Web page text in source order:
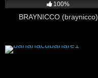
100%
BRAYNICCO (braynicco)